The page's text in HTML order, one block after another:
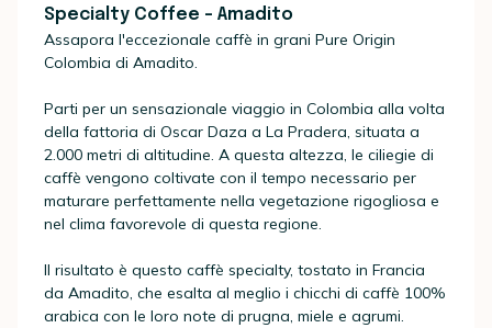
Specialty Coffee - Amadito
Assapora l'eccezionale caffè in grani Pure Origin
Colombia di Amadito.
Parti per un sensazionale viaggio in Colombia alla volta
della fattoria di Oscar Daza a La Pradera, situata a
2.000 metri di altitudine. A questa altezza, le ciliegie di
caffè vengono coltivate con il tempo necessario per
maturare perfettamente nella vegetazione rigogliosa e
nel clima favorevole di questa regione.
Il risultato è questo caffè specialty, tostato in Francia
da Amadito, che esalta al meglio i chicchi di caffè 100%
arabica con le loro note di prugna, miele e agrumi.